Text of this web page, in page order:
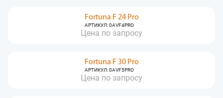
Fortuna F 24 Pro
АРТИКУЛ: 0AVF4PRO
Цена по запросу
Fortuna F 30 Pro
АРТИКУЛ: 0AVF5PRO
Цена по запросу